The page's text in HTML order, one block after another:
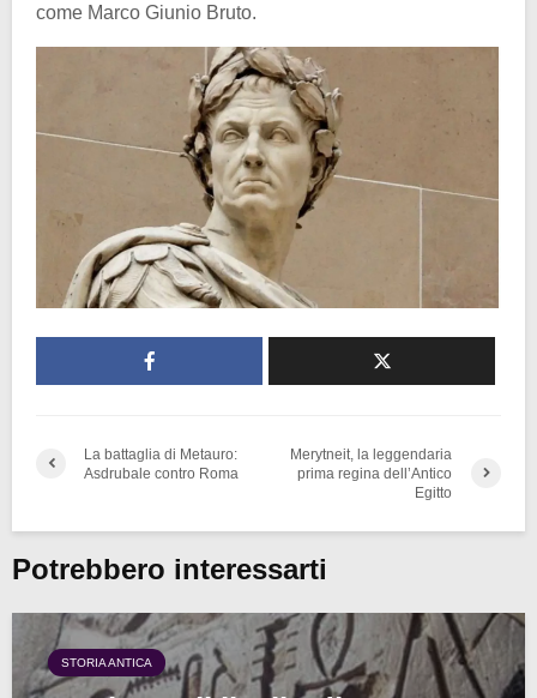
come Marco Giunio Bruto.
La battaglia di Metauro:
Asdrubale contro Roma
Merytneit, la leggendaria
prima regina dell’Antico
Egitto
Potrebbero interessarti
STORIA ANTICA